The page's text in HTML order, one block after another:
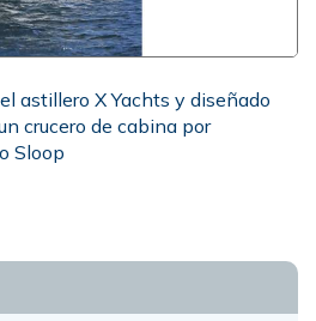
astillero X Yachts y diseñado
crucero de cabina por
Sloop